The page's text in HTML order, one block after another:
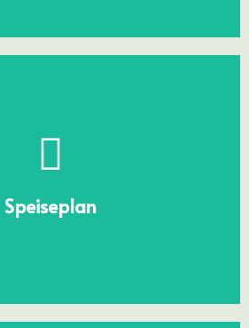
Speiseplan